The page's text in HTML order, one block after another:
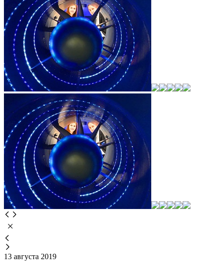
13 августа 2019